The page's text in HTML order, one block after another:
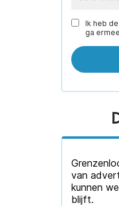
Ik heb
ga
van
kunnen
blijft.